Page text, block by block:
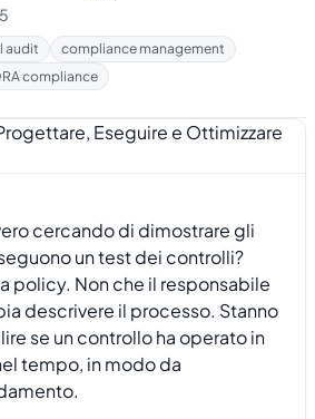
audit
compliance management
compliance
cercando di dimostrare gli
un test dei controlli?
policy. Non che il responsabile
descrivere il processo. Stanno
se un controllo ha operato in
tempo, in modo da